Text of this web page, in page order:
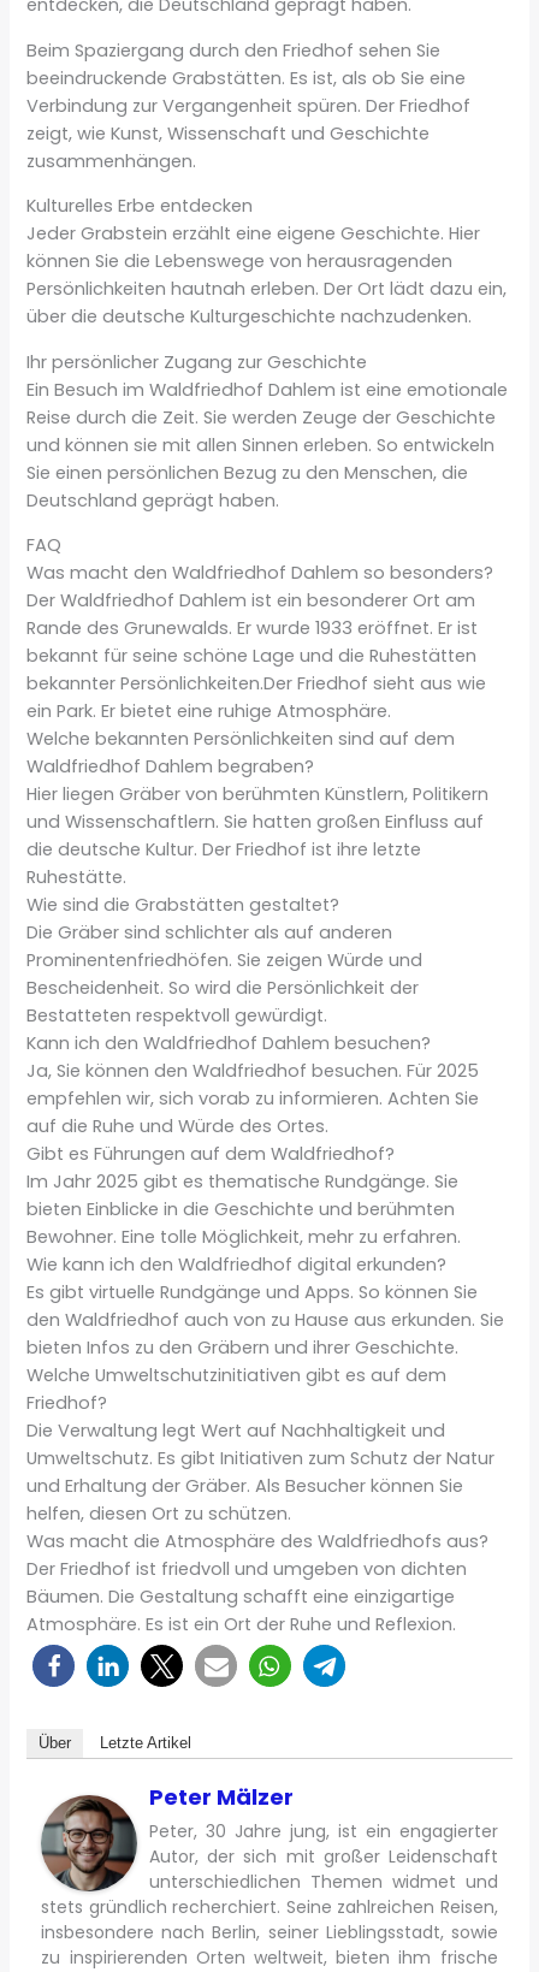
entdecken, die Deutschland geprägt haben.
Beim Spaziergang durch den Friedhof sehen Sie
beeindruckende Grabstätten. Es ist, als ob Sie eine
Verbindung zur Vergangenheit spüren. Der Friedhof
zeigt, wie Kunst, Wissenschaft und Geschichte
zusammenhängen.
Kulturelles Erbe entdecken
Jeder Grabstein erzählt eine eigene Geschichte. Hier
können Sie die Lebenswege von herausragenden
Persönlichkeiten hautnah erleben. Der Ort lädt dazu ein,
über die deutsche Kulturgeschichte nachzudenken.
Ihr persönlicher Zugang zur Geschichte
Ein Besuch im Waldfriedhof Dahlem ist eine emotionale
Reise durch die Zeit. Sie werden Zeuge der Geschichte
und können sie mit allen Sinnen erleben. So entwickeln
Sie einen persönlichen Bezug zu den Menschen, die
Deutschland geprägt haben.
FAQ
Was macht den Waldfriedhof Dahlem so besonders?
Der Waldfriedhof Dahlem ist ein besonderer Ort am
Rande des Grunewalds. Er wurde 1933 eröffnet. Er ist
bekannt für seine schöne Lage und die Ruhestätten
bekannter Persönlichkeiten.Der Friedhof sieht aus wie
ein Park. Er bietet eine ruhige Atmosphäre.
Welche bekannten Persönlichkeiten sind auf dem
Waldfriedhof Dahlem begraben?
Hier liegen Gräber von berühmten Künstlern, Politikern
und Wissenschaftlern. Sie hatten großen Einfluss auf
die deutsche Kultur. Der Friedhof ist ihre letzte
Ruhestätte.
Wie sind die Grabstätten gestaltet?
Die Gräber sind schlichter als auf anderen
Prominentenfriedhöfen. Sie zeigen Würde und
Bescheidenheit. So wird die Persönlichkeit der
Bestatteten respektvoll gewürdigt.
Kann ich den Waldfriedhof Dahlem besuchen?
Ja, Sie können den Waldfriedhof besuchen. Für 2025
empfehlen wir, sich vorab zu informieren. Achten Sie
auf die Ruhe und Würde des Ortes.
Gibt es Führungen auf dem Waldfriedhof?
Im Jahr 2025 gibt es thematische Rundgänge. Sie
bieten Einblicke in die Geschichte und berühmten
Bewohner. Eine tolle Möglichkeit, mehr zu erfahren.
Wie kann ich den Waldfriedhof digital erkunden?
Es gibt virtuelle Rundgänge und Apps. So können Sie
den Waldfriedhof auch von zu Hause aus erkunden. Sie
bieten Infos zu den Gräbern und ihrer Geschichte.
Welche Umweltschutzinitiativen gibt es auf dem
Friedhof?
Die Verwaltung legt Wert auf Nachhaltigkeit und
Umweltschutz. Es gibt Initiativen zum Schutz der Natur
und Erhaltung der Gräber. Als Besucher können Sie
helfen, diesen Ort zu schützen.
Was macht die Atmosphäre des Waldfriedhofs aus?
Der Friedhof ist friedvoll und umgeben von dichten
Bäumen. Die Gestaltung schafft eine einzigartige
Atmosphäre. Es ist ein Ort der Ruhe und Reflexion.
Über Letzte Artikel
Peter Mälzer
Peter, 30 Jahre jung, ist ein engagierter
Autor, der sich mit großer Leidenschaft
unterschiedlichen Themen widmet und
stets gründlich recherchiert. Seine zahlreichen Reisen,
insbesondere nach Berlin, seiner Lieblingsstadt, sowie
zu inspirierenden Orten weltweit, bieten ihm frische